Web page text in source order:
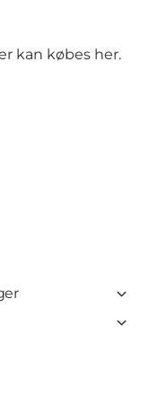
kan købes her.